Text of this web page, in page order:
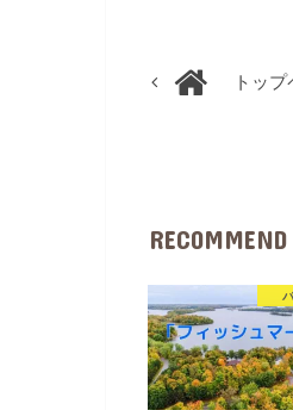
トッ
RECOMMEND